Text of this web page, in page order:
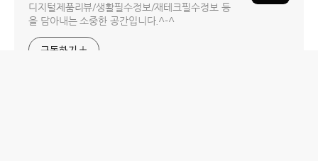
디지털제품리뷰/생활필수정보/재테크필수정보 등
을 담아내는 소중한 공간입니다.^-^
구독하기